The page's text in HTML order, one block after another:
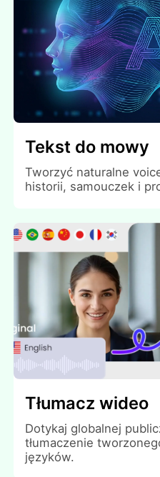
Tekst do mowy
Tworzyć naturalne
historii, samouczek i
Tłumacz wideo
Dotykaj globalnej
tłumaczenie
języków.